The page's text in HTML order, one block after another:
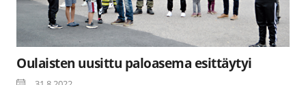
Oulaisten uusittu paloasema esittäytyi